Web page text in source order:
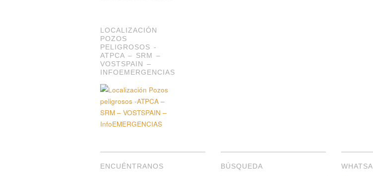
LOCALIZACIÓN
POZOS
PELIGROSOS -
ATPCA – SRM –
VOSTSPAIN –
INFOEMERGENCIAS
ENCUÉNTRANOS BÚSQUEDA